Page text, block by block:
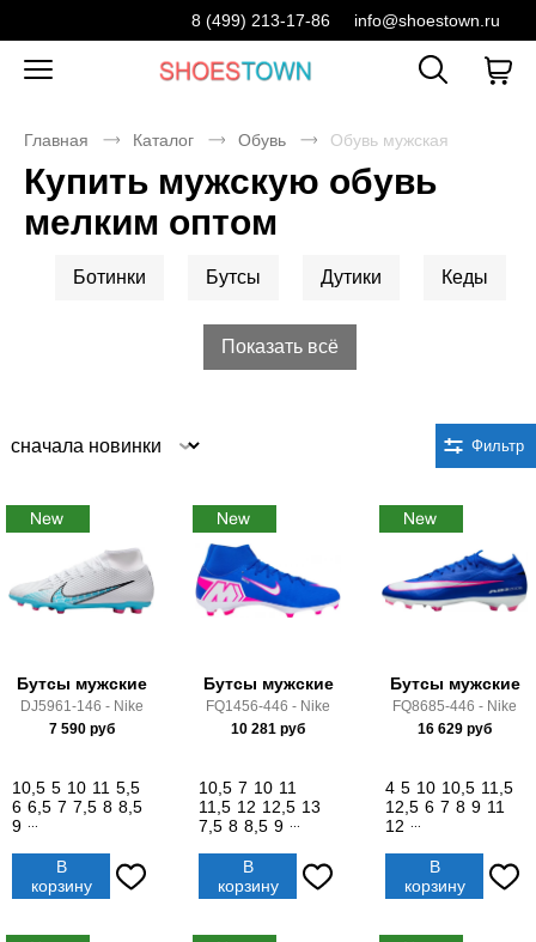
8 (499) 213-17-86 info@shoestown.ru
Главная Каталог Обувь Обувь мужская
Купить мужскую обувь
мелким оптом
Ботинки Бутсы Дутики Кеды
Показать всё
Фильтр
Бутсы мужские
DJ5961-146 - Nike
7 590руб
10,5 5 10 11 5,5
6 6,5 7 7,5 8 8,5
9
В
корзину
Бутсы мужские
FQ1456-446 - Nike
10 281 руб
10,5 7 10 11
11,5 12 12,5 13
7,5 8 8,5 9
В
корзину
Бутсы мужские
FQ8685-446 - Nike
16 629 руб
4 5 10 10,5 11,5
12,5 6 7 8 9 11
12
В
корзину